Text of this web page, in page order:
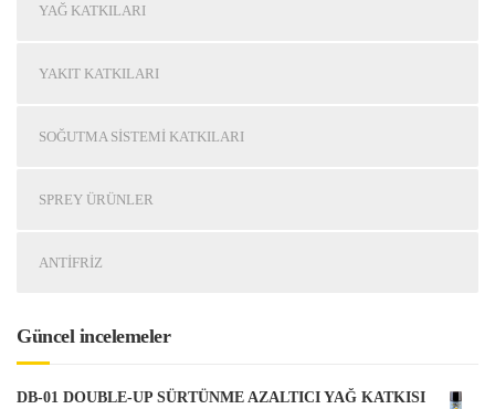
YAĞ KATKILARI
YAKIT KATKILARI
SOĞUTMA SISTEMI KATKILARI
SPREY ÜRÜNLER
ANTIFRIZ
Güncel incelemeler
DB-01 DOUBLE-UP SÜRTÜNME AZALTICI YAĞ KATKISI